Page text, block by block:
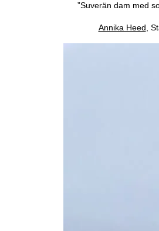
”Suverän dam med
Annika Heed,